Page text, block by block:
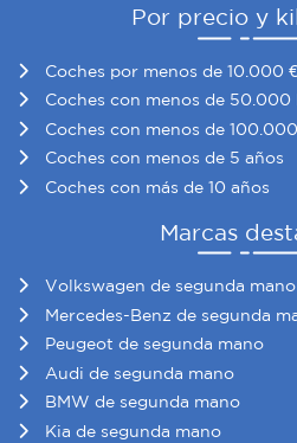
Por precio y
Coches por menos de 10.000 €
Coches con menos de 50.000
Coches con menos de
Coches con menos de 5 años
Coches con más de 10 años
Marcas
Volkswagen de segunda mano
Mercedes-Benz de segunda
Peugeot de segunda mano
Audi de segunda mano
BMW de segunda mano
Kia de segunda mano